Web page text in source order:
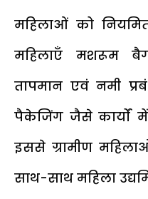
महिलाओं को नियमित
महिलाएँ मशरूम
तापमान एवं नमी
पैकेजिंग जैसे कार्यों
इससे ग्रामीण
साथ-साथ महिला